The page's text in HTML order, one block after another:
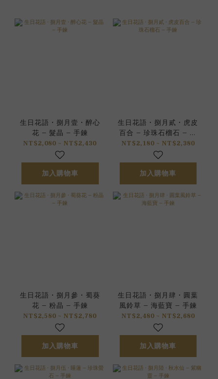
生日花語 • 捌月壹 • 醉心
花 – 髮晶 – 手鍊
NT$2,080 ~ NT$2,430
加入購物車
生日花語 • 捌月貳 • 虎皮
百合 – 珍珠石榴石 – 手
鍊
NT$2,180 ~ NT$2,380
加入購物車
生日花語 • 捌月參 • 蜀葵
花 – 粉晶 – 手鍊
NT$2,580 ~ NT$2,780
加入購物車
生日花語 • 捌月肆 • 圓葉
風鈴草 – 海藍寶 – 手鍊
NT$2,480 ~ NT$2,680
加入購物車